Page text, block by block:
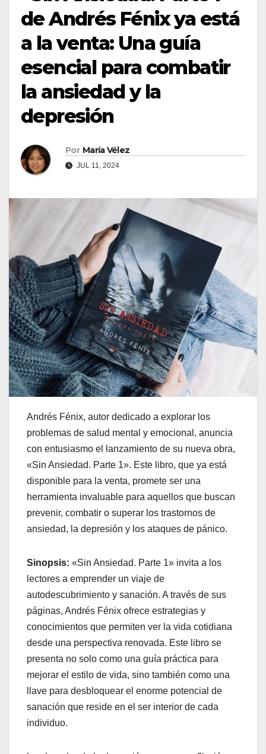
de Andrés Fénix ya está
a la venta: Una guía
esencial para combatir
la ansiedad y la
depresión
Por María Vélez
JUL 11, 2024
Andrés Fénix, autor dedicado a explorar los
problemas de salud mental y emocional, anuncia
con entusiasmo el lanzamiento de su nueva obra,
«Sin Ansiedad. Parte 1». Este libro, que ya está
disponible para la venta, promete ser una
herramienta invaluable para aquellos que buscan
prevenir, combatir o superar los trastornos de
ansiedad, la depresión y los ataques de pánico.
Sinopsis: «Sin Ansiedad. Parte 1» invita a los
lectores a emprender un viaje de
autodescubrimiento y sanación. A través de sus
páginas, Andrés Fénix ofrece estrategias y
conocimientos que permiten ver la vida cotidiana
desde una perspectiva renovada. Este libro se
presenta no solo como una guía práctica para
mejorar el estilo de vida, sino también como una
llave para desbloquear el enorme potencial de
sanación que reside en el ser interior de cada
individuo.